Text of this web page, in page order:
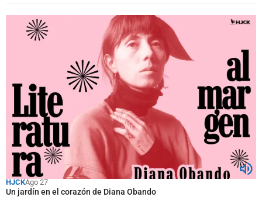
HJCKAgo 27
Un jardín en el corazón de Diana Obando